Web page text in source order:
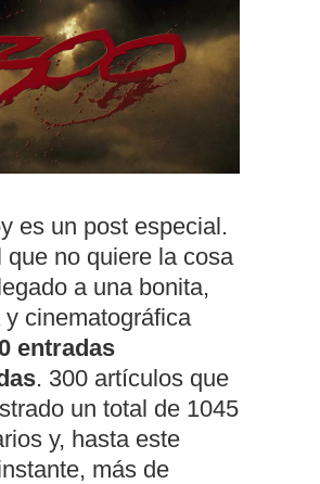
es un post especial.
que no quiere la cosa
a una bonita,
y cinematográfica
entradas
. 300 artículos que
un total de 1045
y, hasta este
más de